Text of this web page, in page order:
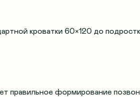
кроватки 60×120 до
правильное формирование